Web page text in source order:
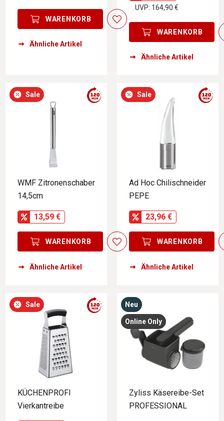
WARENKORB
Ähnliche Artikel
UVP: 164,90 €
WARENKORB
Ähnliche Artikel
Sale
WMF Zitronenschaber
14,5cm
13,59 €
WARENKORB
Ähnliche Artikel
Sale
Ad Hoc Chilischneider
PEPE
23,96 €
WARENKORB
Ähnliche Artikel
Sale
KÜCHENPROFI
Vierkantreibe
Neu
Online Only
Zyliss Käsereibe-Set
PROFESSIONAL